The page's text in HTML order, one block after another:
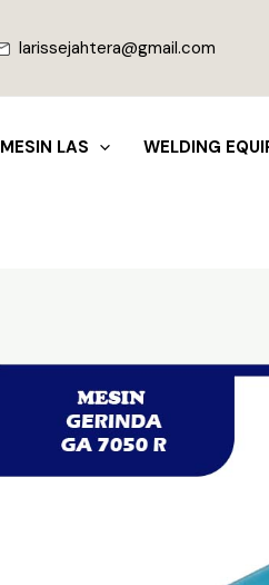
larissejahtera@gmail.com
MESIN LAS WELDING